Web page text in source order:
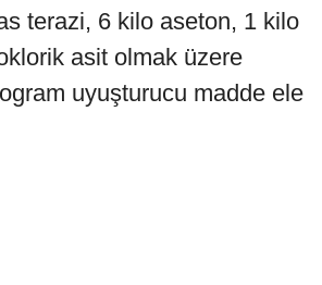
terazi, 6 kilo aseton, 1 kilo
asit olmak üzere
uyuşturucu madde ele